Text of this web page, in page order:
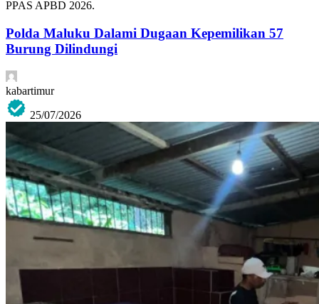
PPAS APBD 2026.
Polda Maluku Dalami Dugaan Kepemilikan 57
Burung Dilindungi
kabartimur
25/07/2026